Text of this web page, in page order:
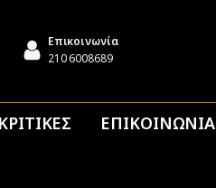
Επικοινωνία
210 6008689
ΚΡΙΤΙΚΕΣ ΕΠΙΚΟΙΝΩΝΙΑ